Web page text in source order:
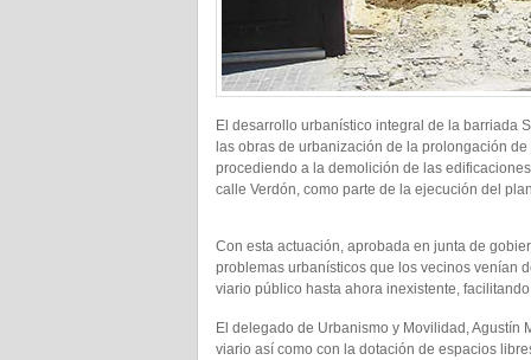
El desarrollo urbanístico integral de la barriada
las obras de urbanización de la prolongación
procediendo a la demolición de las
calle Verdón, como parte de la ejecución del
Con esta actuación, aprobada en junta de
problemas urbanísticos que los vecinos venían
viario público hasta ahora inexistente,
El delegado de Urbanismo y Movilidad, Agustín
viario así como con la dotación de espacios